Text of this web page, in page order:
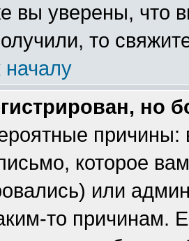
вы уверены, что
то
началу
но
которое
или
то причинам.